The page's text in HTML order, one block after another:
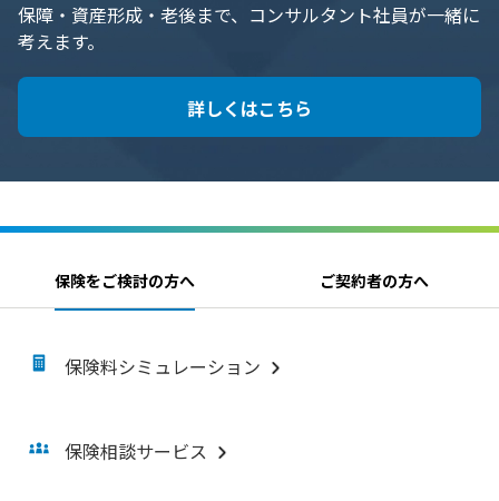
保障・資産形成・老後まで、コンサルタント社員が一緒に
考えます。
詳しくはこちら
保険をご検討の方へ ご契約者の方へ
保険料シミュレーション
保険相談サービス